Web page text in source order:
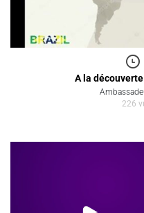
A la
226